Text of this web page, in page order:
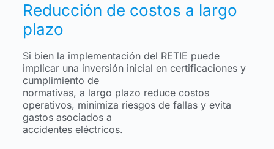
Reducción de costos a largo
plazo
Si bien la implementación del RETIE puede
implicar una inversión inicial en certificaciones y
cumplimiento de
normativas, a largo plazo reduce costos
operativos, minimiza riesgos de fallas y evita
gastos asociados a
accidentes eléctricos.